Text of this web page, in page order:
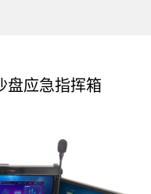
盘应急指挥箱